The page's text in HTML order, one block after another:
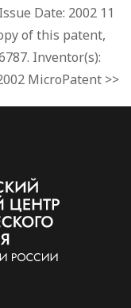
Date: 2002 11
of this patent,
Inventor(s):
MicroPatent >>